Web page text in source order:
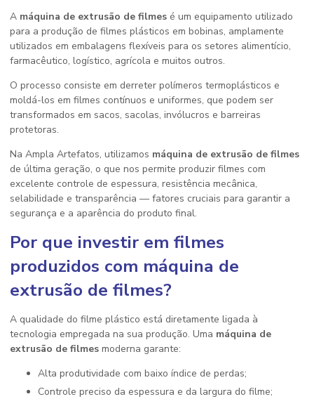
A máquina de extrusão de filmes é um equipamento utilizado
para a produção de filmes plásticos em bobinas, amplamente
utilizados em embalagens flexíveis para os setores alimentício,
farmacêutico, logístico, agrícola e muitos outros.
O processo consiste em derreter polímeros termoplásticos e
moldá-los em filmes contínuos e uniformes, que podem ser
transformados em sacos, sacolas, invólucros e barreiras
protetoras.
Na Ampla Artefatos, utilizamos máquina de extrusão de filmes
de última geração, o que nos permite produzir filmes com
excelente controle de espessura, resistência mecânica,
selabilidade e transparência — fatores cruciais para garantir a
segurança e a aparência do produto final.
Por que investir em filmes
produzidos com máquina de
extrusão de filmes?
A qualidade do filme plástico está diretamente ligada à
tecnologia empregada na sua produção. Uma máquina de
extrusão de filmes moderna garante:
Alta produtividade com baixo índice de perdas;
Controle preciso da espessura e da largura do filme;